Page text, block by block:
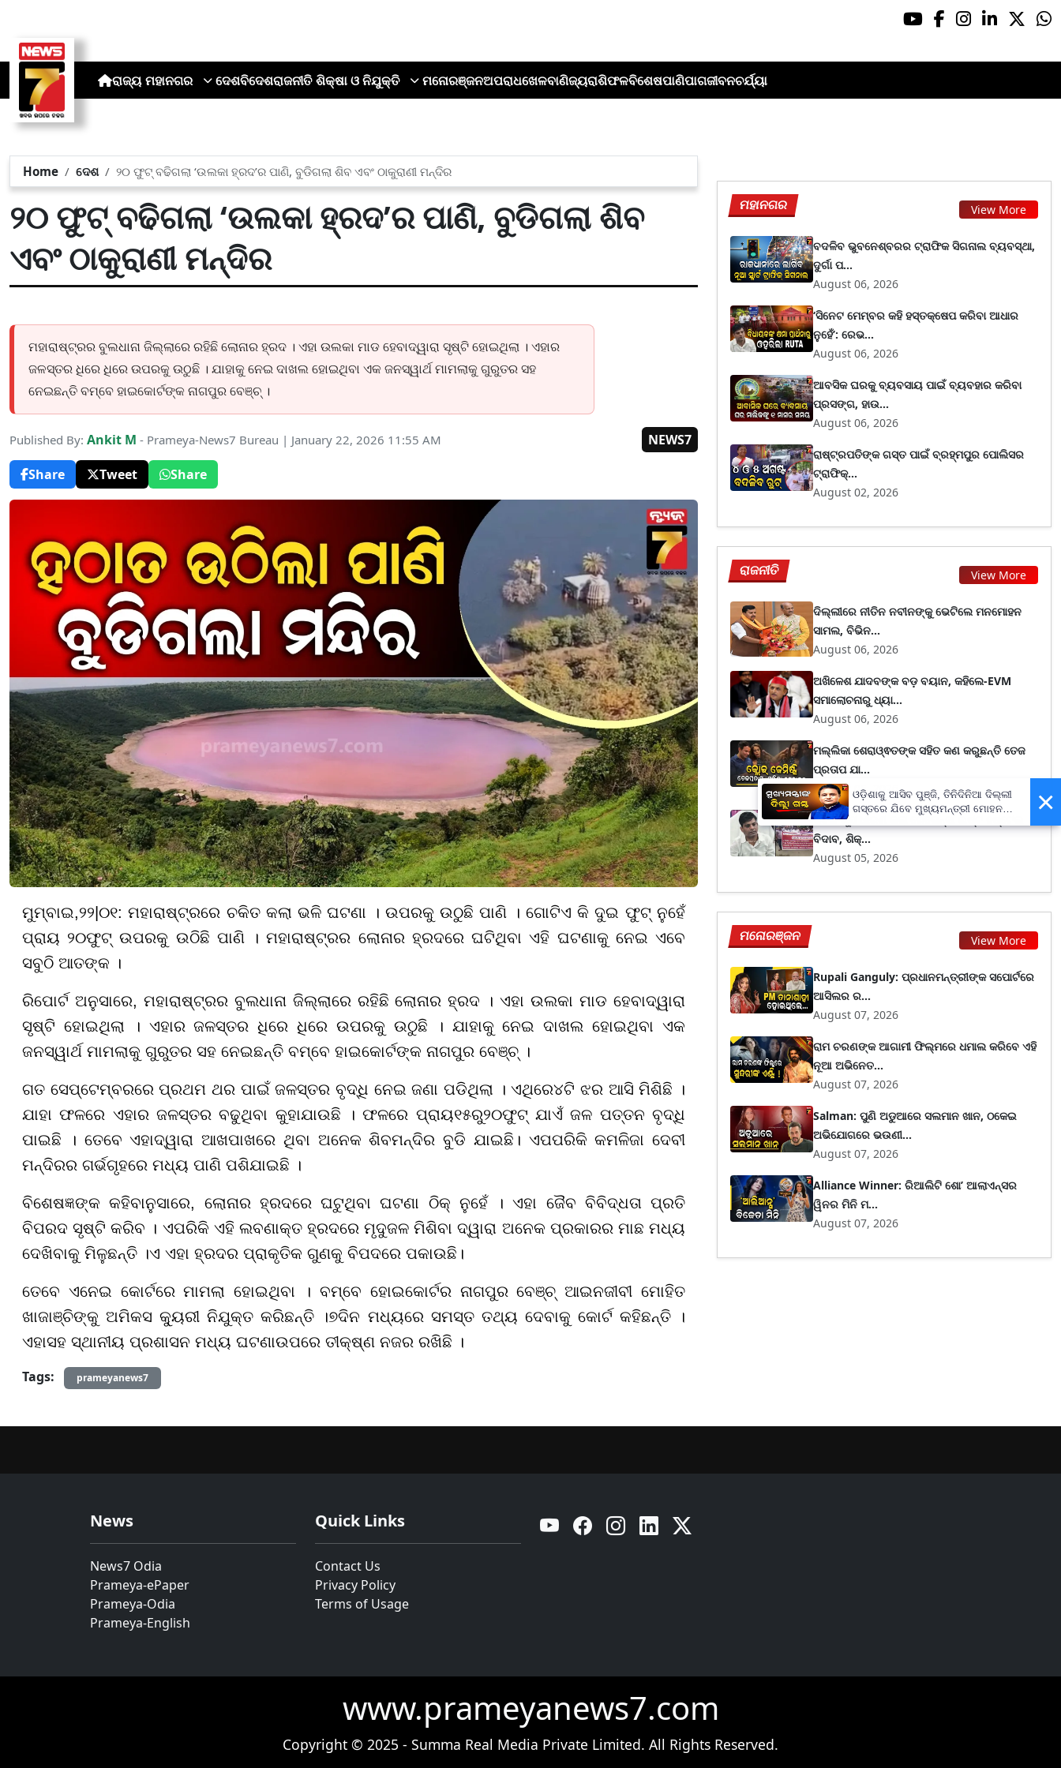
ରାଜ୍ୟ ମହାନଗର ଦେଶବିଦେଶରାଜନୀତି ଶିକ୍ଷା ଓ ନିଯୁକ୍ତି ମନୋରଞ୍ଜନଅପରାଧଖେଳବାଣିଜ୍ୟରାଶିଫଳବିଶେଷପାଣିପାଗଜୀବନଚର୍ଯ୍ୟା
Home ଦେଶ ୨୦ ଫୁଟ୍ ବଢିଗଲା ‘ଉଲକା ହ୍ରଦ’ର ପାଣି, ବୁଡିଗଲା ଶିବ ଏବଂ ଠାକୁରାଣୀ ମନ୍ଦିର
୨୦ ଫୁଟ୍ ବଢିଗଲା ‘ଉଲକା ହ୍ରଦ’ର ପାଣି, ବୁଡିଗଲା ଶିବ
ଏବଂ ଠାକୁରାଣୀ ମନ୍ଦିର
ମହାରାଷ୍ଟ୍ରର ବୁଲଧାନା ଜିଲ୍ଲାରେ ରହିଛି ଲୋନାର ହ୍ରଦ । ଏହା ଉଲକା ମାଡ ହେବାଦ୍ୱାରା ସୃଷ୍ଟି ହୋଇଥିଲା । ଏହାର
ଜଳସ୍ତର ଧିରେ ଧିରେ ଉପରକୁ ଉଠୁଛି । ଯାହାକୁ ନେଇ ଦାଖଲ ହୋଇଥିବା ଏକ ଜନସ୍ୱାର୍ଥ ମାମଲାକୁ ଗୁରୁତର ସହ
ନେଇଛନ୍ତି ବମ୍ବେ ହାଇକୋର୍ଟଙ୍କ ନାଗପୁର ବେଞ୍ଚ୍ ।
Published By: Ankit M - Prameya-News7 Bureau | January 22, 2026 11:55 AM
NEWS7
Share
Tweet Share
ମୁମ୍ବାଇ,୨୨|୦୧:ମହାରାଷ୍ଟ୍ରରେ ଚକିତ କଲା ଭଳି ଘଟଣା । ଉପରକୁ ଉଠୁଛି ପାଣି । ଗୋଟିଏ କି ଦୁଇ ଫୁଟ୍ ନୁହେଁ
ପ୍ରାୟ ୨୦ଫୁଟ୍ ଉପରକୁ ଉଠିଛି ପାଣି । ମହାରାଷ୍ଟ୍ରର ଲୋନାର ହ୍ରଦରେ ଘଟିଥିବା ଏହି ଘଟଣାକୁ ନେଇ ଏବେ
ସବୁଠି ଆତଙ୍କ ।
ରିପୋର୍ଟ ଅନୁସାରେ, ମହାରାଷ୍ଟ୍ରର ବୁଲଧାନା ଜିଲ୍ଲାରେ ରହିଛି ଲୋନାର ହ୍ରଦ । ଏହା ଉଲକା ମାଡ ହେବାଦ୍ୱାରା
ସୃଷ୍ଟି ହୋଇଥିଲା । ଏହାର ଜଳସ୍ତର ଧିରେ ଧିରେ ଉପରକୁ ଉଠୁଛି । ଯାହାକୁ ନେଇ ଦାଖଲ ହୋଇଥିବା ଏକ
ଜନସ୍ୱାର୍ଥ ମାମଲାକୁ ଗୁରୁତର ସହ ନେଇଛନ୍ତି ବମ୍ବେ ହାଇକୋର୍ଟଙ୍କ ନାଗପୁର ବେଞ୍ଚ୍ ।
ଗତ ସେପ୍ଟେମ୍ବରରେ ପ୍ରଥମ ଥର ପାଇଁ ଜଳସ୍ତର ବୃଦ୍ଧି ନେଇ ଜଣା ପଡିଥିଲା । ଏଥିରେ୪ଟି ଝର ଆସି ମିଶିଛି ।
ଯାହା ଫଳରେ ଏହାର ଜଳସ୍ତର ବଢୁଥିବା କୁହାଯାଉଛି । ଫଳରେ ପ୍ରାୟ୧୫ରୁ୨୦ଫୁଟ୍ ଯାଏଁ ଜଳ ପତ୍ତନ ବୃଦ୍ଧି
ପାଇଛି । ତେବେ ଏହାଦ୍ୱାରା ଆଖପାଖରେ ଥିବା ଅନେକ ଶିବମନ୍ଦିର ବୁଡି ଯାଇଛି । ଏପପରିକି କମଳିଜା ଦେବୀ
ମନ୍ଦିରର ଗର୍ଭଗୃହରେ ମଧ୍ୟ ପାଣି ପଶିଯାଇଛି ।
ବିଶେଷଜ୍ଞଙ୍କ କହିବାନୁସାରେ, ଲୋନାର ହ୍ରଦରେ ଘଟୁଥିବା ଘଟଣା ଠିକ୍ ନୁହେଁ । ଏହା ଜୈବ ବିବିଦ୍ଧତା ପ୍ରତି
ବିପରଦ ସୃଷ୍ଟି କରିବ । ଏପରିକି ଏହି ଲବଣାକ୍ତ ହ୍ରଦରେ ମୃଦୁଜଳ ମିଶିବା ଦ୍ୱାରା ଅନେକ ପ୍ରକାରର ମାଛ ମଧ୍ୟ
ଦେଖିବାକୁ ମିଳୁଛନ୍ତି ।ଏ ଏହା ହ୍ରଦର ପ୍ରାକୃତିକ ଗୁଣକୁ ବିପଦରେ ପକାଉଛି ।
ତେବେ ଏନେଇ କୋର୍ଟରେ ମାମଲା ହୋଇଥିବା । ବମ୍ବେ ହୋଇକୋର୍ଟର ନାଗପୁର ବେଞ୍ଚ୍ ଆଇନଜୀବୀ ମୋହିତ
ଖାଜାଞ୍ଚିଙ୍କୁ ଅମିକସ କ୍ୟୁରୀ ନିଯୁକ୍ତ କରିଛନ୍ତି ।୭ଦିନ ମଧ୍ୟରେ ସମସ୍ତ ତଥ୍ୟ ଦେବାକୁ କୋର୍ଟ କହିଛନ୍ତି ।
ଏହାସହ ସ୍ଥାନୀୟ ପ୍ରଶାସନ ମଧ୍ୟ ଘଟଣାଉପରେ ତୀକ୍ଷ୍ଣ ନଜର ରଖିଛି ।
Tags:
prameyanews7
ମହାନଗର View More
ବଦଳିବ ଭୁବନେଶ୍ବରର ଟ୍ରାଫିକ ସିଗନାଲ ବ୍ୟବସ୍ଥା,
ଦୁର୍ଗା ପ...
August 06, 2026
‘ସିନେଟ ମେମ୍ବର କହି ହସ୍ତକ୍ଷେପ କରିବା ଆଧାର
ନୁହେଁ’: ରେଭ...
August 06, 2026
ଆବସିକ ଘରକୁ ବ୍ୟବସାୟ ପାଇଁ ବ୍ୟବହାର କରିବା
ପ୍ରସଙ୍ଗ, ହାଉ...
August 06, 2026
ରାଷ୍ଟ୍ରପତିଙ୍କ ଗସ୍ତ ପାଇଁ ବ୍ରହ୍ମପୁର ପୋଲିସର
ଟ୍ରାଫିକ୍...
August 02, 2026
ରାଜନୀତି View More
ଦିଲ୍ଲୀରେ ନୀତିନ ନବୀନଙ୍କୁ ଭେଟିଲେ ମନମୋହନ
ସାମଲ, ବିଭିନ...
August 06, 2026
ଅଖିଳେଶ ଯାଦବଙ୍କ ବଡ଼ ବୟାନ, କହିଲେ-EVM
ସମାଲୋଚନାରୁ ଧ୍ୟା...
August 06, 2026
ମଲ୍ଲିକା ଶେରାଓ୍ଵତଙ୍କ ସହିତ କଣ କରୁଛନ୍ତି ତେଜ
ପ୍ରତାପ ଯା...
August 05, 2026
ଜଟିଳ ରୂପ ଧାରଣ କଲା ରେଭେନ୍ସା ଇଷ୍ଟ ହଷ୍ଟେଲ
ବିଦାବ, ଶିକ୍...
August 05, 2026
ମନୋରଞ୍ଜନ View More
Rupali Ganguly: ପ୍ରଧାନମନ୍ତ୍ରୀଙ୍କ ସପୋର୍ଟରେ
ଆସିଲର ର...
August 07, 2026
ରାମ ଚରଣଙ୍କ ଆଗାମୀ ଫିଲ୍ମରେ ଧମାଲ କରିବେ ଏହି
ନୂଆ ଅଭିନେତ...
August 07, 2026
Salman: ପୁଣି ଅଡୁଆରେ ସଲମାନ ଖାନ, ଠକେଇ
ଅଭିଯୋଗରେ ଭଉଣୀ...
August 07, 2026
Alliance Winner: ରିଆଲିଟି ଶୋ’ ଆଲାଏନ୍ସର
ୱିନର ମିନି ମ...
August 07, 2026
News
News7 Odia
Prameya-ePaper
Prameya-Odia
Prameya-English
Quick Links
Contact Us
Privacy Policy
Terms of Usage
YouTube Facebook Instagram
www.prameyanews7.com
Copyright © 2025 - Summa Real Media Private Limited. All Rights Reserved.
×
ଓଡ଼ିଶାକୁ ଆସିବ ପୁଞ୍ଜି, ତିନିଦିନିଆ ଦିଲ୍ଲୀ
ଗସ୍ତରେ ଯିବେ ମୁଖ୍ୟମନ୍ତ୍ରୀ ମୋହନ